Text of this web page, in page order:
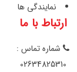
نمایندگی ها
ارتباط با ما
شماره تماس :
02634825310